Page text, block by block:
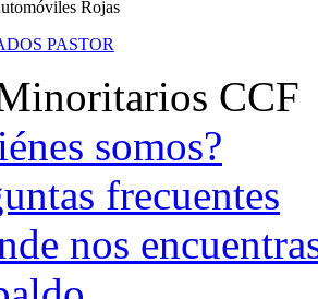
CCF
somos?
frecuentes
nos